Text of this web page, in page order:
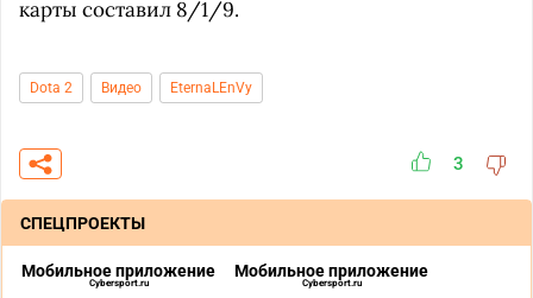
карты составил 8/1/9.
Dota 2 Видео EternaLEnVy
3
СПЕЦПРОЕКТЫ
Мобильное приложение
Cybersport.ru
Мобильное приложение
Cybersport.ru